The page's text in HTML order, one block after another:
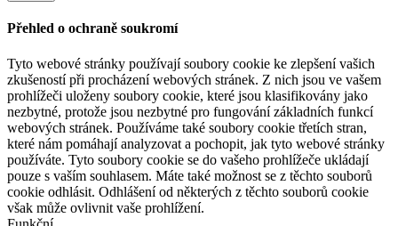
Přehled o ochraně soukromí
Tyto webové stránky používají soubory cookie ke zlepšení vašich
zkušeností při procházení webových stránek. Z nich jsou ve vašem
prohlížeči uloženy soubory cookie, které jsou klasifikovány jako
nezbytné, protože jsou nezbytné pro fungování základních funkcí
webových stránek. Používáme také soubory cookie třetích stran,
které nám pomáhají analyzovat a pochopit, jak tyto webové stránky
používáte. Tyto soubory cookie se do vašeho prohlížeče ukládají
pouze s vaším souhlasem. Máte také možnost se z těchto souborů
cookie odhlásit. Odhlášení od některých z těchto souborů cookie
však může ovlivnit vaše prohlížení.